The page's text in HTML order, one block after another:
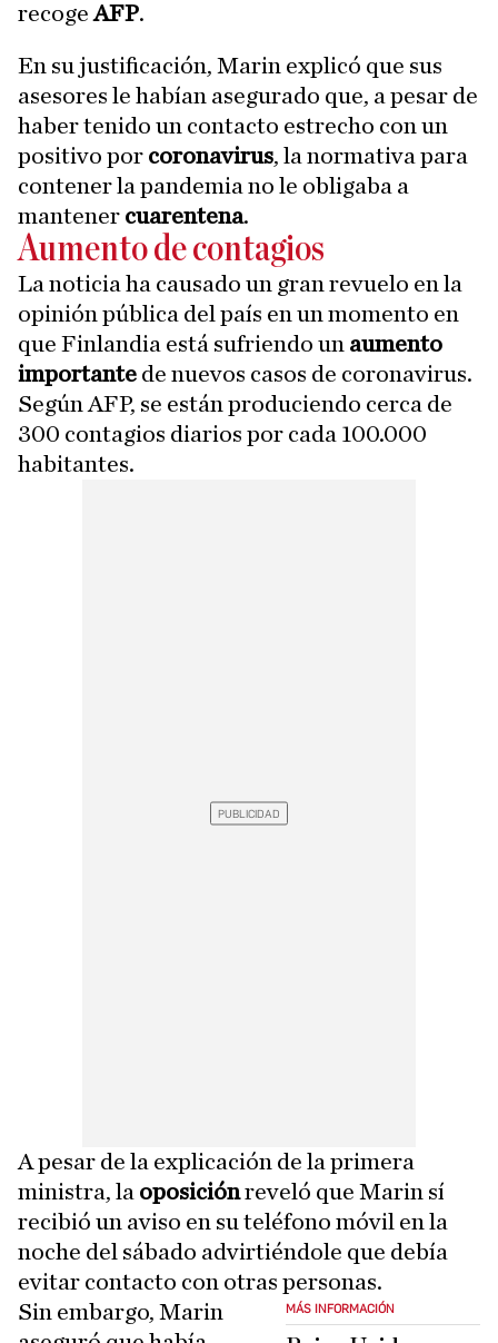
recogeAFP.
En su justificación, Marin explicó que sus
asesores le habían asegurado que, a pesar de
haber tenido un contacto estrecho con un
positivo por coronavirus, la normativa para
contener la pandemia no le obligaba a
mantener cuarentena.
Aumento de contagios
La noticia ha causado un gran revuelo en la
opinión pública del país en un momento en
que Finlandia está sufriendo un aumento
importante de nuevos casos de coronavirus.
Según AFP, se están produciendo cerca de
300 contagios diarios por cada 100.000
habitantes.
A pesar de la explicación de la primera
ministra, la oposiciónreveló que Marin sí
recibió un aviso en su teléfono móvil en la
noche del sábado advirtiéndole que debía
evitar contacto con otras personas.
MÁS INFORMACIÓN
Sin embargo, Marin